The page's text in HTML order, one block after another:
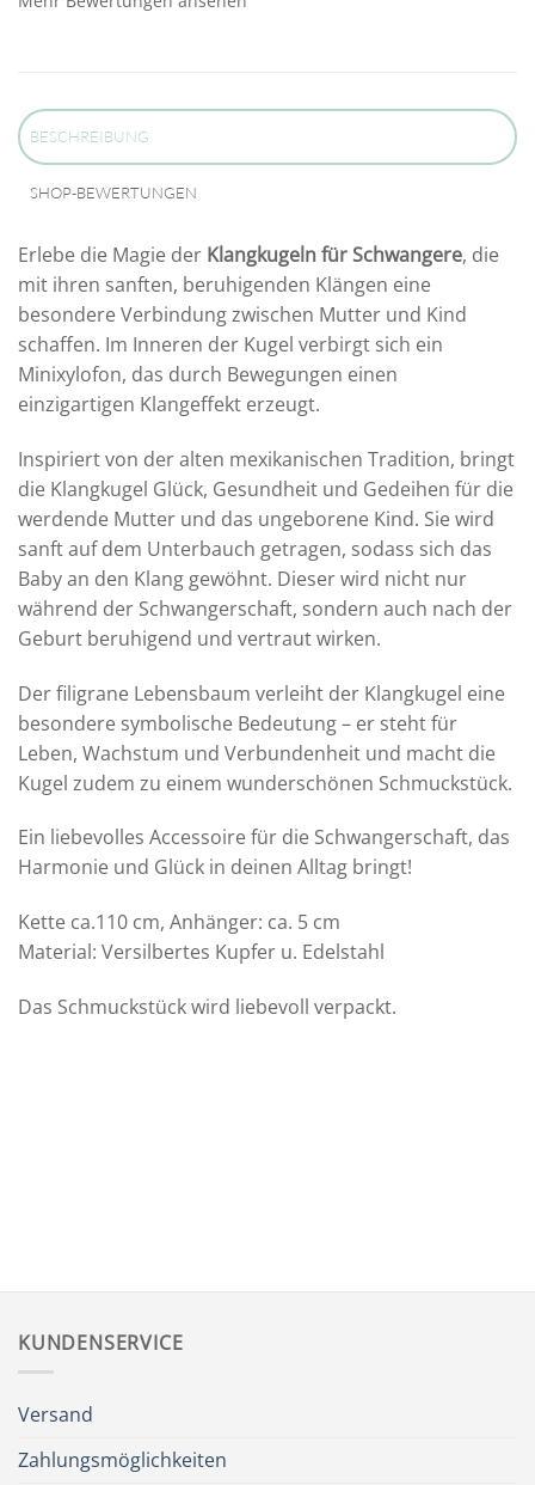
BESCHREIBUNG
SHOP-BEWERTUNGEN
Erlebe die Magie der Klangkugeln für Schwangere, die
mit ihren sanften, beruhigenden Klängen eine
besondere Verbindung zwischen Mutter und Kind
schaffen. Im Inneren der Kugel verbirgt sich ein
Minixylofon, das durch Bewegungen einen
einzigartigen Klangeffekt erzeugt.
Inspiriert von der alten mexikanischen Tradition, bringt
die Klangkugel Glück, Gesundheit und Gedeihen für die
werdende Mutter und das ungeborene Kind. Sie wird
sanft auf dem Unterbauch getragen, sodass sich das
Baby an den Klang gewöhnt. Dieser wird nicht nur
während der Schwangerschaft, sondern auch nach der
Geburt beruhigend und vertraut wirken.
Der filigrane Lebensbaum verleiht der Klangkugel eine
besondere symbolische Bedeutung – er steht für
Leben, Wachstum und Verbundenheit und macht die
Kugel zudem zu einem wunderschönen Schmuckstück.
Ein liebevolles Accessoire für die Schwangerschaft, das
Harmonie und Glück in deinen Alltag bringt!
Kette ca.110 cm, Anhänger: ca. 5 cm
Material: Versilbertes Kupfer u. Edelstahl
Das Schmuckstück wird liebevoll verpackt.
KUNDENSERVICE
Versand
Zahlungsmöglichkeiten